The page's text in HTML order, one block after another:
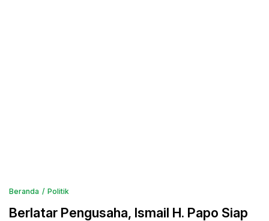
Beranda Politik
Berlatar Pengusaha, Ismail H. Papo Siap